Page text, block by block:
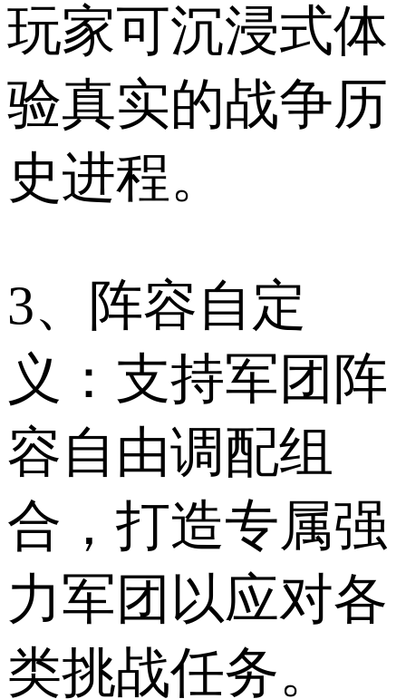
玩家可沉浸式体
验真实的战争历
史进程。
3、阵容自定
义：支持军团阵
容自由调配组
合，打造专属强
力军团以应对各
类挑战任务。